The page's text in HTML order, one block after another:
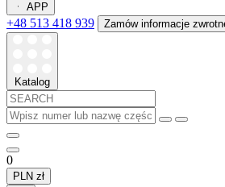
APP
+48 513 418 939 Zamów informacje
Katalog
0
PLN zł